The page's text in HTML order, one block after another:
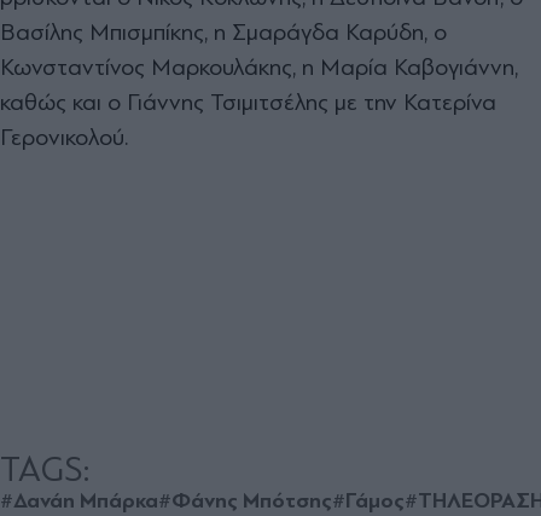
Βασίλης Μπισμπίκης, η Σμαράγδα Καρύδη, ο
Κωνσταντίνος Μαρκουλάκης, η Μαρία Καβογιάννη,
καθώς και ο Γιάννης Τσιμιτσέλης με την Κατερίνα
Γερονικολού.
TAGS:
#Δανάη Μπάρκα#Φάνης Μπότσης#Γάμος